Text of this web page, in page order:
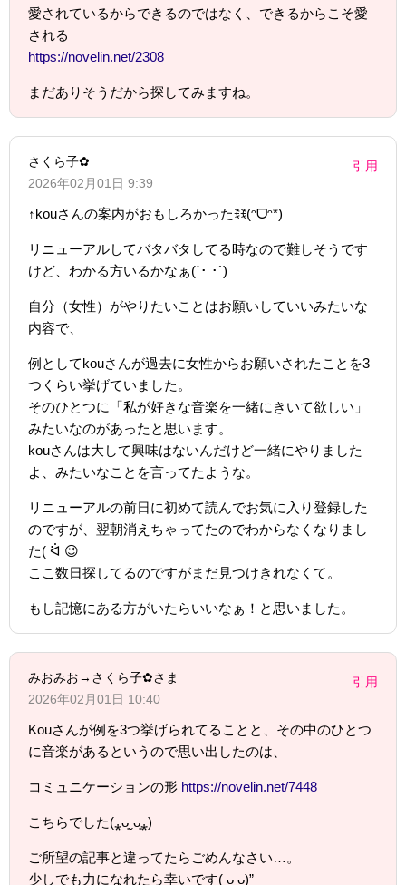
愛されているからできるのではなく、できるからこそ愛
される
https://novelin.net/2308
まだありそうだから探してみますね。
さくら子✿
2026年02月01日 9:39
引用
↑kouさんの案内がおもしろかったꉂꉂ(ᵔᗜᵔ*)
リニューアルしてバタバタしてる時なので難しそうです
けど、わかる方いるかなぁ(´･ ･`)
自分（女性）がやりたいことはお願いしていいみたいな
内容で、
例としてkouさんが過去に女性からお願いされたことを3
つくらい挙げていました。
そのひとつに「私が好きな音楽を一緒にきいて欲しい」
みたいなのがあったと思います。
kouさんは大して興味はないんだけど一緒にやりました
よ、みたいなことを言ってたような。
リニューアルの前日に初めて読んでお気に入り登録した
のですが、翌朝消えちゃってたのでわからなくなりまし
た( ᐛ 😉
ここ数日探してるのですがまだ見つけきれなくて。
もし記憶にある方がいたらいいなぁ！と思いました。
みおみお→さくら子✿さま
2026年02月01日 10:40
引用
Kouさんが例を3つ挙げられてることと、その中のひとつ
に音楽があるというので思い出したのは、
コミュニケーションの形 https://novelin.net/7448
こちらでした(⁎ᴗ͈ˬᴗ͈⁎)
ご所望の記事と違ってたらごめんなさい…。
少しでも力になれたら幸いです( ᴗ ᴗ)”